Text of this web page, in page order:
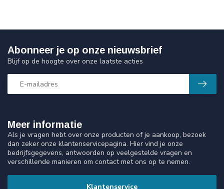
Meer informatie
Als je vragen hebt over onze producten of je aankoop, bezoek
dan zeker onze klantenservicepagina. Hier vind je onze
bedrijfsgegevens, antwoorden op veelgestelde vragen en
verschillende manieren om contact met ons op te nemen.
Klantenservice
Abonneer je op onze nieuwsbrief
Blijf op de hoogte over onze laatste acties